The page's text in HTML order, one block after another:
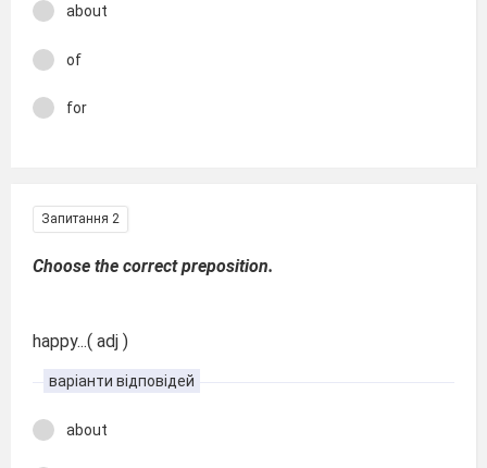
about
of
for
Запитання 2
Choose the correct preposition.
happy...( adj )
варіанти відповідей
about